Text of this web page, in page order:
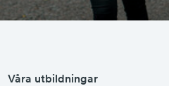
Våra utbildningar